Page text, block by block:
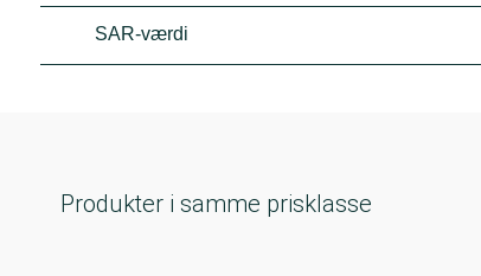
SAR-værdi
Produkter i samme prisklasse